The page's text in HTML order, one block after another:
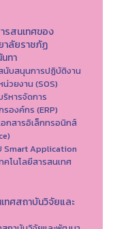
รสนเทศของ
าลัยราชภัฏ
ทา
นับสนุนการปฏิบัติงาน
วยงาน (SOS)
ริหารจัดการ
องค์กร (ERP)
อกสารอิเล็กทรอนิกส์
Smart Application
คโนโลยีสารสนเทศ
ทศสถาบันวิจัยและ